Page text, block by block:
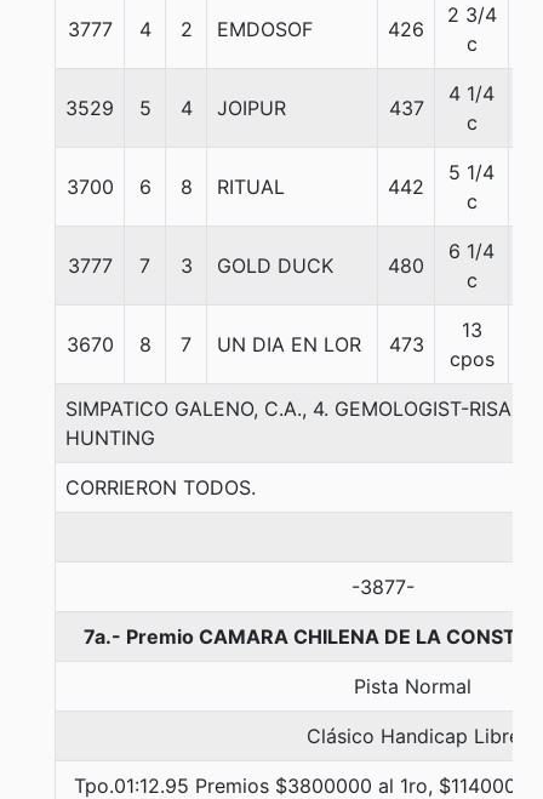
3777 4 2 EMDOSOF 426
2 3/4
c
3529 5 4 JOIPUR 437
4 1/4
c
3700 6 8 RITUAL 442
5 1/4
c
3777 7 3 GOLD DUCK 480
6 1/4
c
3670 8 7 UN DIA EN LOR 473
13
cpos
SIMPATICO GALENO, C.A., 4. GEMOLOGIST-RISA
HUNTING
CORRIERON TODOS.
-3877-
7a.- Premio CAMARA CHILENA DE LA
Pista Normal
Clásico Handicap Libre
Tpo.01:12.95 Premios $3800000 al 1ro,